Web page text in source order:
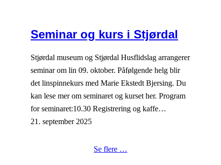
Seminar og kurs i Stjørdal
Stjørdal museum og Stjørdal Husflidslag arrangerer
seminar om lin 09. oktober. Påfølgende helg blir
det linspinnekurs med Marie Ekstedt Bjersing. Du
kan lese mer om seminaret og kurset her. Program
for seminaret:10.30 Registrering og kaffe…
21. september 2025
Se flere …